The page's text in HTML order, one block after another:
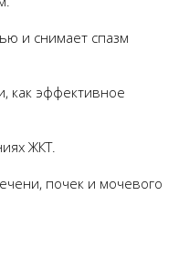
и снимает спазм
как эффективное
ЖКТ.
почек и мочевого